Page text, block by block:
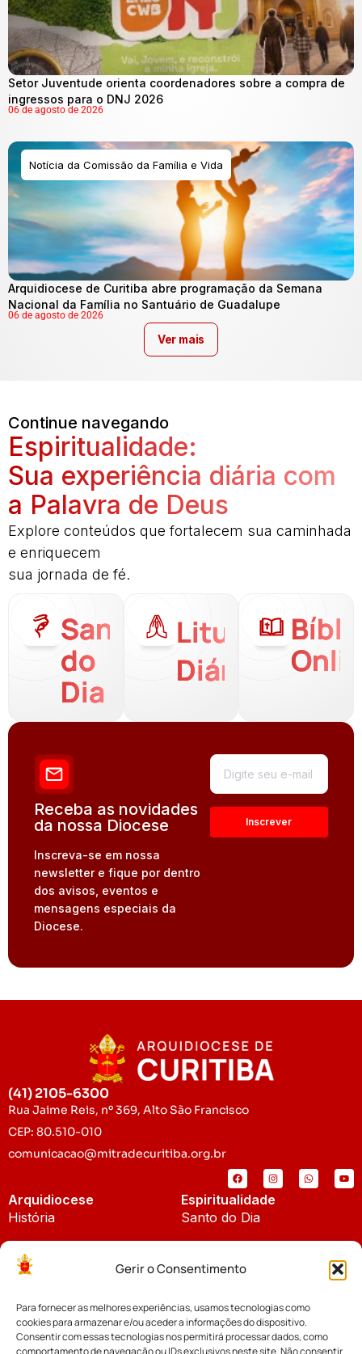
Gerir o Consentimento
Para fornecer as melhores experiências, usamos tecnologias como
cookies para armazenar e/ou aceder a informações do dispositivo.
Consentir com essas tecnologias nos permitirá processar dados, como
comportamento de navegação ou IDs exclusivos neste site. Não consentir
Setor Juventude orienta coordenadores sobre a compra de
ingressos para o DNJ 2026
06 de agosto de 2026
Notícia da Comissão da Família e Vida
Arquidiocese de Curitiba abre programação da Semana
Nacional da Família no Santuário de Guadalupe
06 de agosto de 2026
Ver mais
Continue navegando
Espiritualidade:
Sua experiência diária com
a Palavra de Deus
Explore conteúdos que fortalecem sua caminhada
e enriquecem
sua jornada de fé.
Santo
do
Dia
Liturgia
Diária
Receba as novidades
da nossa Diocese
Inscreva-se em nossa
newsletter e fique por dentro
dos avisos, eventos e
mensagens especiais da
Diocese.
(41) 2105-6300
Rua Jaime Reis, nº 369, Alto São Francisco
CEP: 80.510-010
comunicacao@mitradecuritiba.org.br
Arquidiocese
História
Padroeira
Espiritualidade
Santo do Dia
Notícias
Notícias da Arquidiocese
Cúria Diocesana
Fundo Diocesano